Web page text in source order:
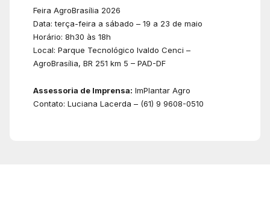
Feira AgroBrasília 2026
Data: terça-feira a sábado – 19 a 23 de maio
Horário: 8h30 às 18h
Local: Parque Tecnológico Ivaldo Cenci –
AgroBrasília, BR 251 km 5 – PAD-DF
Assessoria de Imprensa: ImPlantar Agro
Contato: Luciana Lacerda – (61) 9 9608-0510